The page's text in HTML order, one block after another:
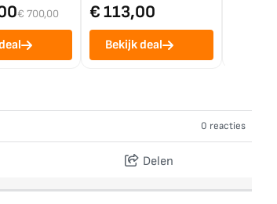
€ 700,00 € 113,00
Bekijk deal
0 reacties
Delen